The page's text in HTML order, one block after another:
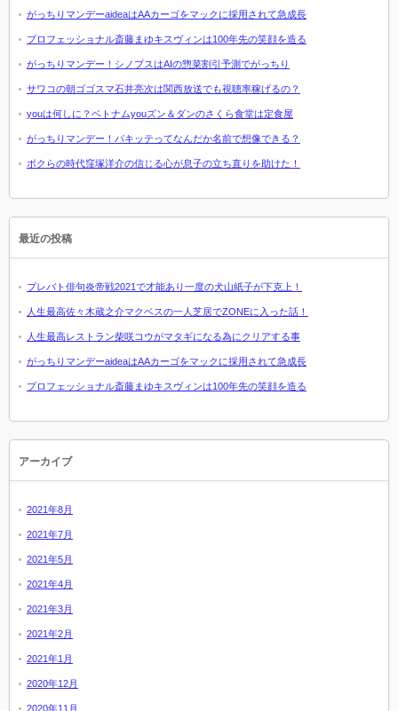
がっちりマンデーaideaはAAカーゴをマックに採用されて急成長
プロフェッショナル斎藤まゆキスヴィンは100年先の笑顔を造る
がっちりマンデー！シノプスはAIの惣菜割引予測でがっちり
サワコの朝ゴゴスマ石井亮次は関西放送でも視聴率稼げるの？
youは何しに？ベトナムyouズン＆ダンのさくら食堂は定食屋
がっちりマンデー！パキッテってなんだか名前で想像できる？
ボクらの時代窪塚洋介の信じる心が息子の立ち直りを助けた！
最近の投稿
プレバト俳句炎帝戦2021で才能あり一度の犬山紙子が下克上！
人生最高佐々木蔵之介マクベスの一人芝居でZONEに入った話！
人生最高レストラン柴咲コウがマタギになる為にクリアする事
がっちりマンデーaideaはAAカーゴをマックに採用されて急成長
プロフェッショナル斎藤まゆキスヴィンは100年先の笑顔を造る
アーカイブ
2021年8月
2021年7月
2021年5月
2021年4月
2021年3月
2021年2月
2021年1月
2020年12月
2020年11月